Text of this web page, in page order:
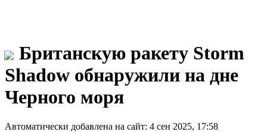
Британскую ракету Storm
Shadow обнаружили на дне
Черного моря
Автоматически добавлена на сайт: 4 сен 2025, 17:58